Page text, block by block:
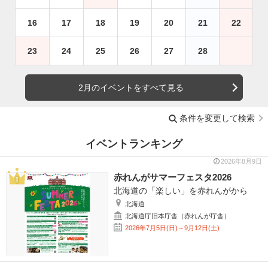
16 17 18 19 20 21 22
23 24 25 26 27 28
2月のイベントをすべて見る
条件を変更して検索
イベントランキング
2026年8月9日
赤れんがサマーフェスタ2026
北海道の「楽しい」を赤れんがから
北海道
北海道庁旧本庁舎（赤れんが庁舎）
2026年7月5日(日)～9月12日(土)